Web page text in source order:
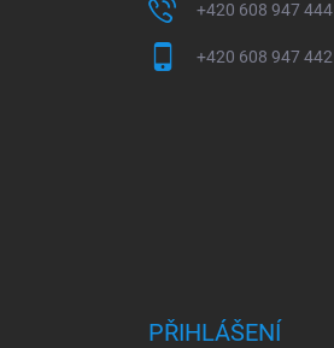
+420 608 947 444
+420 608 947 442
PŘIHLÁŠENÍ